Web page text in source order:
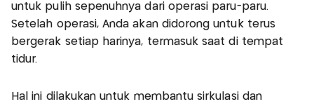
untuk pulih sepenuhnya dari operasi paru-paru.
Setelah operasi, Anda akan didorong untuk terus
bergerak setiap harinya, termasuk saat di tempat
tidur.
Hal ini dilakukan untuk membantu sirkulasi dan